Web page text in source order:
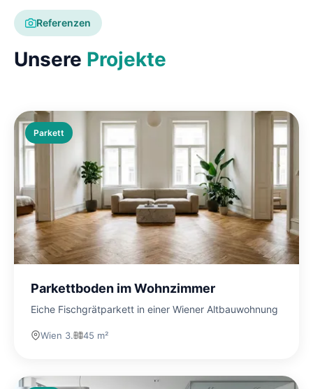
Referenzen
Unsere Projekte
Parkett
Parkettboden im Wohnzimmer
Eiche Fischgrätparkett in einer Wiener Altbauwohnung
Wien 3. 45 m²